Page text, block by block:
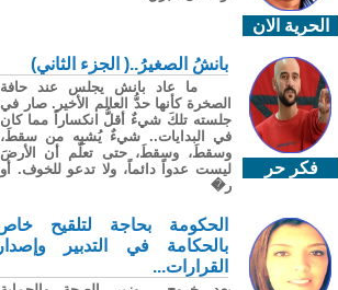
الحرية الان
فكر حر
بانشُ الصغيرُ..( الجزء الثاني)
ما عاد بانش يجلس عند حافة
الصخرة كأنها حدُّ العالم الأخير. صار في
جلسته تلكَ شيءٌ أقلُّ انكساراً مما كان
في البدايات.. شيءٌ يُشبِه من سقطَ،
وسقطَ، وسقطَ، حتى تعلّم أن الأرضَ
ليست عدواً دائماً، ولا تدعو للخوف. أو
ر�
الحكومة بحاجة لتلقيح خاص
بالحكامة في التدبير وإصدار
القرارات...